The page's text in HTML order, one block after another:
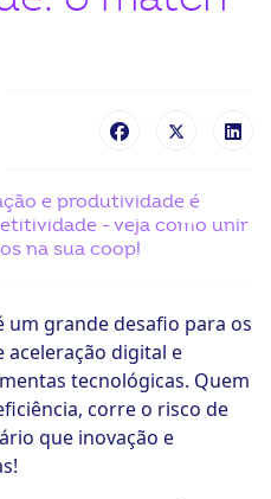
e produtividade é
- veja como unir
na sua coop!
grande desafio para os
aceleração digital e
tecnológicas. Quem
corre o risco de
que inovação e